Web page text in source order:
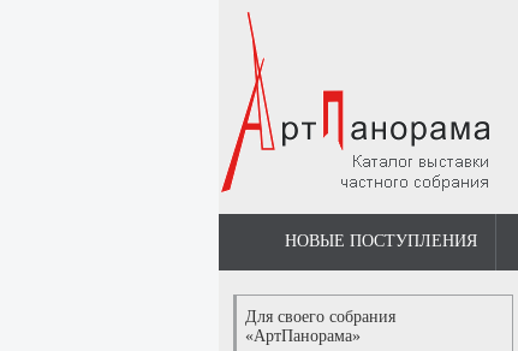
НОВЫЕ ПОСТУПЛЕНИЯ
Для своего собрания
«АртПанорама»